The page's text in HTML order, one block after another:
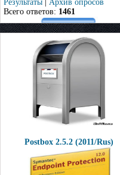
Результаты | Архив опросов
Всего ответов: 1461
Postbox 2.5.2 (2011/Rus)